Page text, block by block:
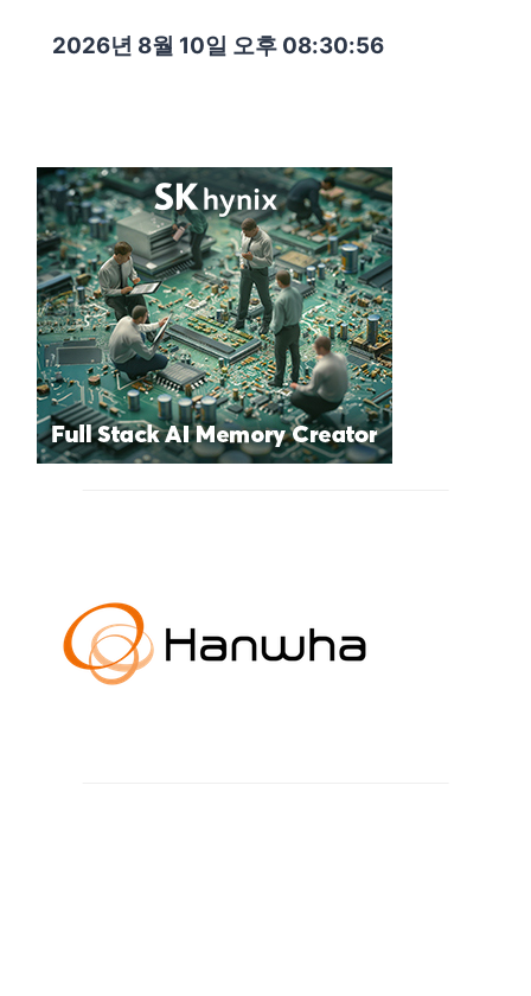
2026년 8월 10일 오후 08:30:57